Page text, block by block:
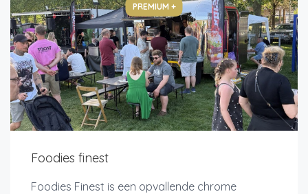
PREMIUM +
Foodies finest
Foodies Finest is een opvallende chrome